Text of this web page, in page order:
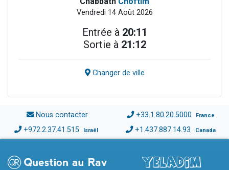
Vendredi 14 Août 2026
Entrée à 20:11
Sortie à 21:12
Changer de ville
Nous contacter +33.1.80.20.5000 France
+972.2.37.41.515 Israël +1.437.887.14.93 Canada